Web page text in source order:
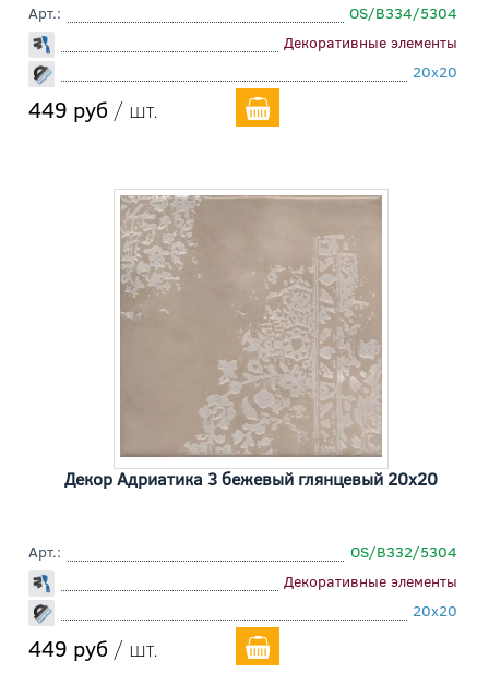
Арт.:
OS/B334/5304
Декоративные элементы
20x20
449 руб / шт.
Декор Адриатика 3 бежевый глянцевый 20x20
Арт.:
OS/B332/5304
Декоративные элементы
20x20
449 руб / шт.